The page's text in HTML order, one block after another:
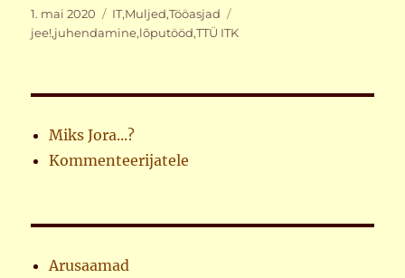
Postitatud
1. mai 2020 Rubriigid
IT,Muljed,Tööasjad
jee!,juhendamine,lõputööd,TTÜ ITK
Miks Jora...?
Kommenteerijatele
Arusaamad